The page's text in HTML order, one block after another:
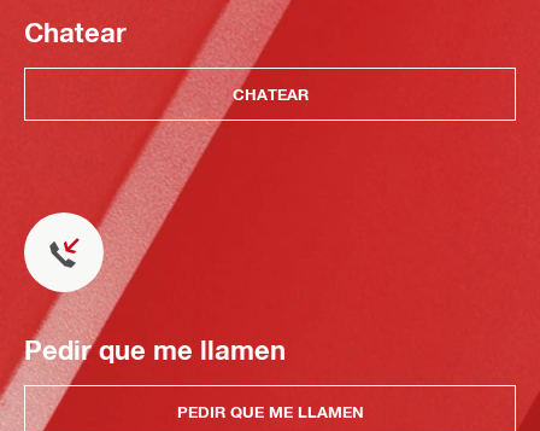
Chatear
CHATEAR
Pedir que me llamen
PEDIR QUE ME LLAMEN